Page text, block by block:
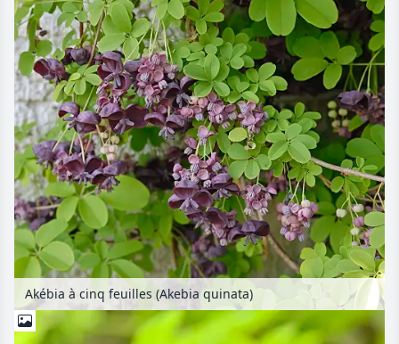
Akébia à cinq feuilles (Akebia quinata)